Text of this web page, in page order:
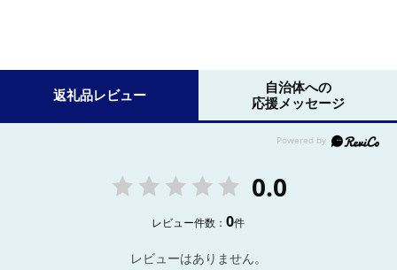
返礼品レビュー
自治体への
応援メッセージ
0.0
レビュー件数：0件
レビューはありません。